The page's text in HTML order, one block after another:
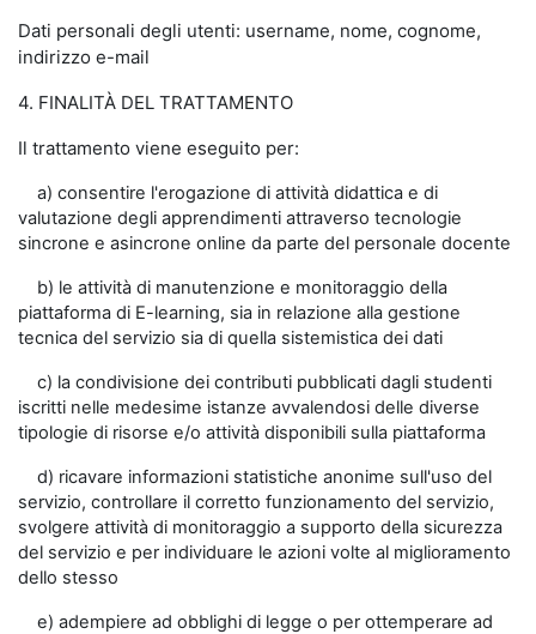
Dati personali degli utenti: username, nome, cognome,
indirizzo e-mail
4. FINALITÀ DEL TRATTAMENTO
Il trattamento viene eseguito per:
a) consentire l'erogazione di attività didattica e di
valutazione degli apprendimenti attraverso tecnologie
sincrone e asincrone online da parte del personale docente
b) le attività di manutenzione e monitoraggio della
piattaforma di E-learning, sia in relazione alla gestione
tecnica del servizio sia di quella sistemistica dei dati
c) la condivisione dei contributi pubblicati dagli studenti
iscritti nelle medesime istanze avvalendosi delle diverse
tipologie di risorse e/o attività disponibili sulla piattaforma
d) ricavare informazioni statistiche anonime sull'uso del
servizio, controllare il corretto funzionamento del servizio,
svolgere attività di monitoraggio a supporto della sicurezza
del servizio e per individuare le azioni volte al miglioramento
dello stesso
e) adempiere ad obblighi di legge o per ottemperare ad